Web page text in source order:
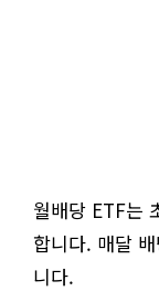
월배당 ETF는
합니다. 매달
니다.